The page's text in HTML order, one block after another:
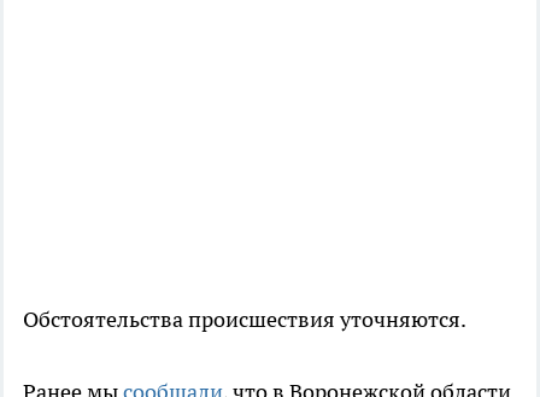
Обстоятельства происшествия уточняются.
Ранее мысообщали, что в Воронежской области